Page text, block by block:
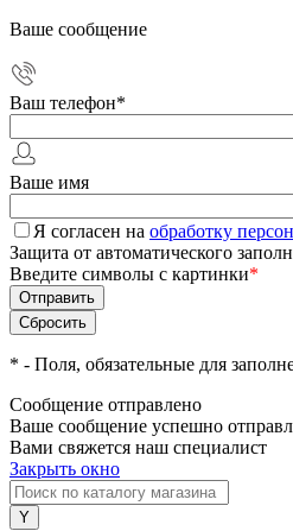
Ваше сообщение
Ваш телефон*
Ваше имя
Я согласен на обработку
Защита от автоматического
Введите символы с картинки*
* - Поля, обязательные для
Сообщение отправлено
Ваше сообщение успешно
Вами свяжется наш специалист
Закрыть окно